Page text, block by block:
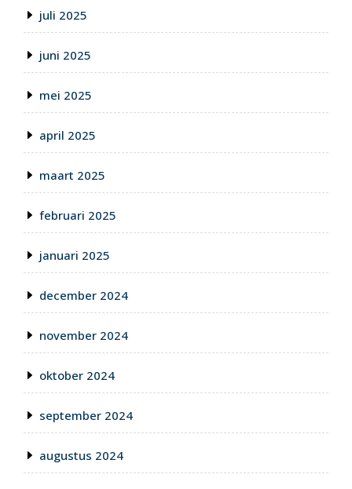
juli 2025
juni 2025
mei 2025
april 2025
maart 2025
februari 2025
januari 2025
december 2024
november 2024
oktober 2024
september 2024
augustus 2024